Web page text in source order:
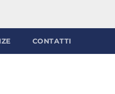
CONTATTI